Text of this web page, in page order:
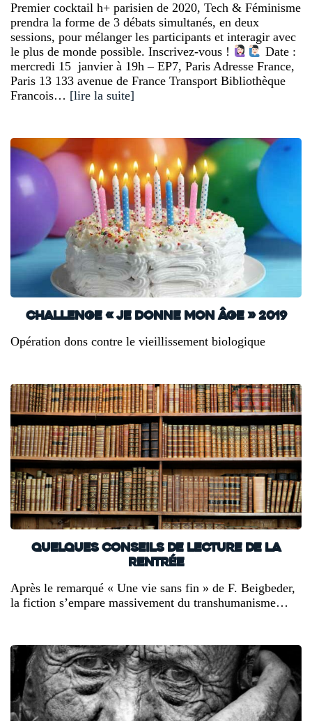
Premier cocktail h+ parisien de 2020, Tech & Féminisme
prendra la forme de 3 débats simultanés, en deux
sessions, pour mélanger les participants et interagir avec
le plus de monde possible. Inscrivez-vous !
Date :
mercredi 15 janvier à 19h – EP7, Paris Adresse France,
Paris 13 133 avenue de France Transport Bibliothèque
Francois… [lire la suite]
Challenge « Je donne mon âge » 2019
Opération dons contre le vieillissement biologique
Quelques conseils de lecture de la
rentrée
Après le remarqué « Une vie sans fin » de F. Beigbeder,
la fiction s’empare massivement du transhumanisme…